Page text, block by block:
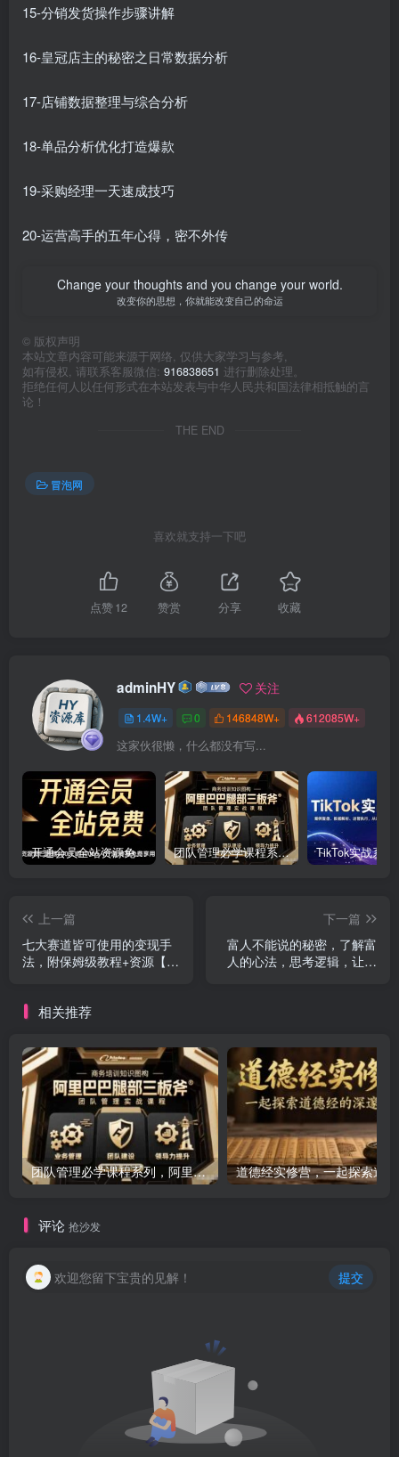
15-分销发货操作步骤讲解
16-皇冠店主的秘密之日常数据分析
17-店铺数据整理与综合分析
18-单品分析优化打造爆款
19-采购经理一天速成技巧
20-运营高手的五年心得，密不外传
Change your thoughts and you change your world.
改变你的思想，你就能改变自己的命运
© 版权声明
本站文章内容可能来源于网络, 仅供大家学习与参考,
如有侵权, 请联系客服微信: 916838651 进行删除处理。
拒绝任何人以任何形式在本站发表与中华人民共和国法律相抵触的言
论！
THE END
冒泡网
喜欢就支持一下吧
点赞12 赞赏 分享 收藏
adminHY 关注
1.4W+ 0 146848W+ 612085W+
这家伙很懒，什么都没有写...
开通会员全站资源免费下载 开通VIP会员 HY资源库 团队管理必学课程系列，阿里巴巴“腿部三板斧”
上一篇
七大赛道皆可使用的变现手
法，附保姆级教程+资源【推
下一篇
富人不能说的秘密，了解富
人的心法，思考逻辑，让你
相关推荐
团队管理必学课程系列，阿里巴巴“腿部三板斧”
评论 抢沙发
欢迎您留下宝贵的见解！ 提交